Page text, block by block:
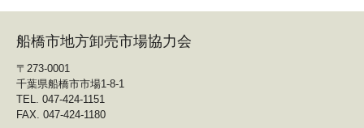
船橋市地方卸売市場協力会
〒273-0001
千葉県船橋市市場1-8-1
TEL. 047-424-1151
FAX. 047-424-1180